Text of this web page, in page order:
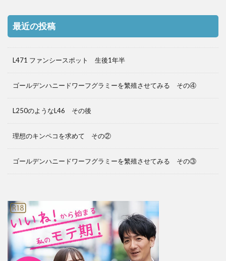
最近の投稿
L471 ファンシースポット 生後1年半
ゴールデンハニードワーフグラミーを繁殖させてみる その④
L250のようなL46 その後
理想のキンペコを求めて その②
ゴールデンハニードワーフグラミーを繁殖させてみる その③